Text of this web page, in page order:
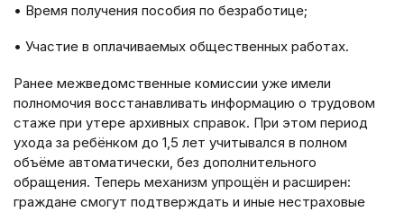
• Время получения пособия по безработице;
• Участие в оплачиваемых общественных работах.
Ранее межведомственные комиссии уже имели
полномочия восстанавливать информацию о трудовом
стаже при утере архивных справок. При этом период
ухода за ребёнком до 1,5 лет учитывался в полном
объёме автоматически, без дополнительного
обращения. Теперь механизм упрощён и расширен:
граждане смогут подтверждать и иные нестраховые